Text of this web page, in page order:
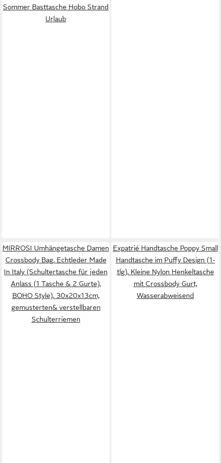
Sommer Basttasche Hobo Strand
Urlaub
MIRROSI Umhängetasche Damen
Crossbody Bag, Echtleder Made
In Italy (Schultertasche für jeden
Anlass (1 Tasche & 2 Gurte),
BOHO Style), 30x20x13cm,
gemusterten& verstellbaren
Schulterriemen
Expatrié Handtasche Poppy Small
Handtasche im Puffy Design (1-
tlg), Kleine Nylon Henkeltasche
mit Crossbody Gurt,
Wasserabweisend